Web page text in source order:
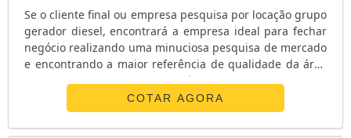
Se o cliente final ou empresa pesquisa por locação grupo
gerador diesel, encontrará a empresa ideal para fechar
negócio realizando uma minuciosa pesquisa de mercado
e encontrando a maior referência de qualidade da área
de atuação.Quando o tema é locação grupo gerador
diesel, com a equipe da Infra Tech Energia o cliente
alcançará tecnologia de ponta com alto padrão de
atendimento sem burocracia.DETALHES SOBRE A
COTAR AGORA